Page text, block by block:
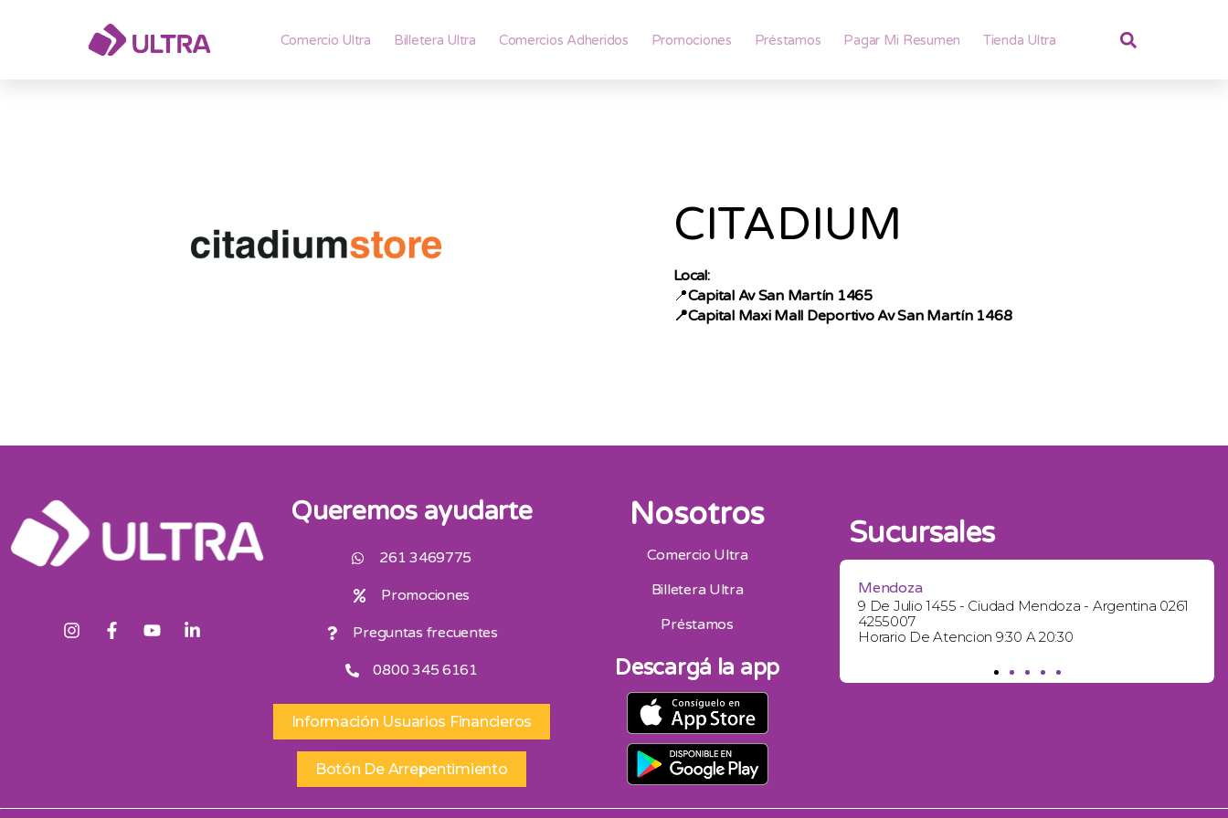
Comercio Ultra Billetera Ultra Comercios Adheridos Promociones Préstamos Pagar Mi Resumen Tienda Ultra
CITADIUM
Local:
📍Capital Av San Martín 1465
📍Capital Maxi Mall Deportivo Av San Martín 1468
Queremos ayudarte
261 3469775
Promociones
Preguntas frecuentes
0800 345 6161
Información Usuarios Financieros
Botón De Arrepentimiento
Nosotros
Comercio Ultra
Billetera Ultra
Préstamos
Descargá la app
Sucursales
Horario De Atencion 9:00 A 13:00 | 16:30 A 20:30
Sábados 9:00 A 13:00
Mendoza
9 De Julio 1455 - Ciudad Mendoza - Argentina 0261
4255007
Horario De Atencion 9:30 A 20:30